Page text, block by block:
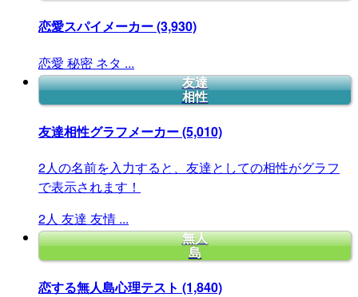
恋愛スパイメーカー(3,930)
恋愛 秘密 ネタ ...
友達
相性
友達相性グラフメーカー(5,010)
2人の名前を入力すると、友達としての相性がグラフ
で表示されます！
2人 友達 友情 ...
無人
島
恋する無人島心理テスト (1,840)